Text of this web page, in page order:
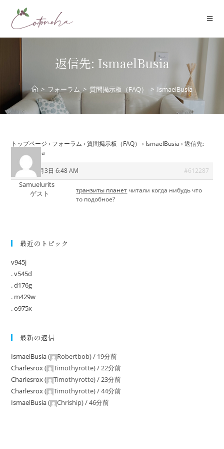
返信先: IsmaelBusia
> フォーラム > 質問掲示板（FAQ） > IsmaelBusia
トップページ › フォーラム › 質問掲示板（FAQ） › IsmaelBusia › 返信先:
IsmaelBusia
2026年6月3日 6:48 AM #612287
Samuelurits
ゲスト
транзиты планет читали когда нибудь что
то подобное?
最近のトピック
v945j
. v545d
. d176g
. m429w
. o975x
最新の返信
IsmaelBusia( Robertbob) / 19分前
Charlesrox( Timothyrotte) /22分前
Charlesrox( Timothyrotte) /23分前
Charlesrox( Timothyrotte) /44分前
IsmaelBusia( Chriship) /46分前